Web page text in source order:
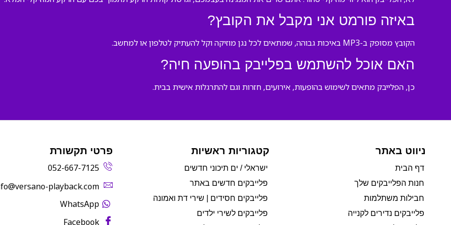
באיזה פורמט אני מקבל את הקובץ?
הקובץ מסופק ב-MP3 באיכות גבוהה, שמתאים לכל נגן מוזיקה וקל להעתיק לטלפון או למחשב.
האם אוכל להשתמש בפלייבק בהופעה חיה?
כן, הפלייבק מתאים לשימוש בהופעות, אירועים, חזרות וגם להתרגלות אישית בבית.
ניווט באתר
דף הבית
חנות הפלייבקים שלך
חבילות משתלמות
פלייבקים נדירים לקנייה
קטגוריות ראשיות
ישראלי / ים תיכוני חדשים
פלייבקים חדשים באתר
פלייבקים חסידים | שירי דת ואמונה
פלייבקים לשירי ילדים
פרטי תקשורת
052-667-7125
playback.com‬
WhatsApp
Facebook